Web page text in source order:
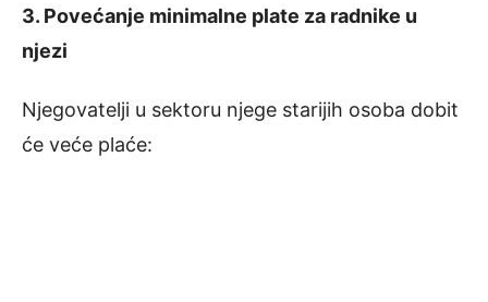
3. Povećanje minimalne plate za radnike u
njezi
Njegovatelji u sektoru njege starijih osoba dobit
će veće plaće: